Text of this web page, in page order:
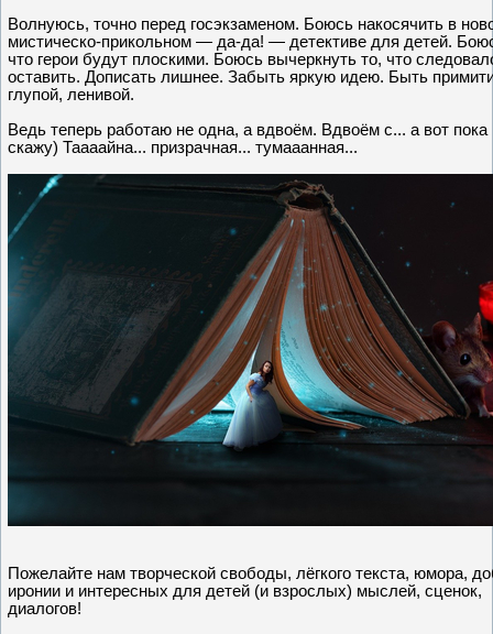
Волнуюсь, точно перед госэкзаменом. Боюсь накосячить в
мистическо-прикольном — да-да! — детективе для детей.
что герои будут плоскими. Боюсь вычеркнуть то, что
оставить. Дописать лишнее. Забыть яркую идею. Быть
глупой, ленивой.
Ведь теперь работаю не одна, а вдвоём. Вдвоём с... а вот пока
скажу) Таааайна... призрачная... тумааанная...
Пожелайте нам творческой свободы, лёгкого текста, юмора,
иронии и интересных для детей (и взрослых) мыслей, сценок,
диалогов!